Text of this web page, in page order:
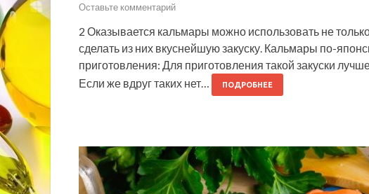
Оставьте комментарий
2 Оказывается кальмары можно использовать не
сделать из них вкуснейшую закуску. Кальмары по-
приготовления: Для приготовления такой закуски
Если же вдруг таких нет…
ПОДРОБНЕЕ